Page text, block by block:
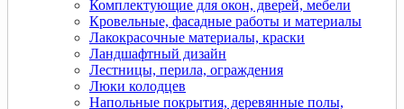
Комплектующие для окон, дверей, мебели
Кровельные, фасадные работы и материалы
Лакокрасочные материалы, краски
Ландшафтный дизайн
Лестницы, перила, ограждения
Люки колодцев
Напольные покрытия, деревянные полы,